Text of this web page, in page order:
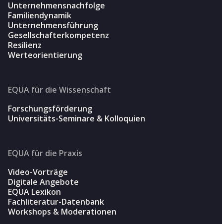
Unternehmensnachfolge
Familiendynamik
Unternehmensführung
Gesellschafterkompetenz
Resilienz
Werteorientierung
EQUA für die Wissenschaft
Forschungsförderung
Universitäts-Seminare & Kolloquien
EQUA für die Praxis
Video-Vorträge
Digitale Angebote
EQUA Lexikon
Fachliteratur-Datenbank
Workshops & Moderationen